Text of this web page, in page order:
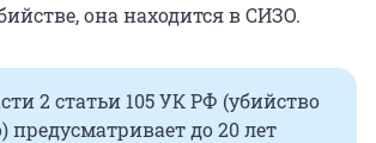
она находится в СИЗО.
2 статьи 105 УК РФ (убийство
предусматривает до 20 лет